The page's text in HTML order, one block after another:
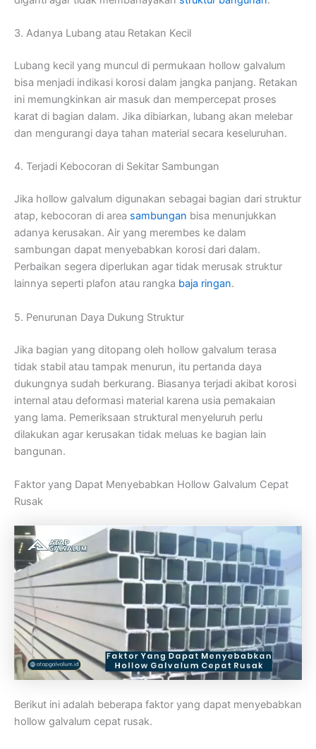
3. Adanya Lubang atau Retakan Kecil
Lubang kecil yang muncul di permukaan hollow galvalum
bisa menjadi indikasi korosi dalam jangka panjang. Retakan
ini memungkinkan air masuk dan mempercepat proses
karat di bagian dalam. Jika dibiarkan, lubang akan melebar
dan mengurangi daya tahan material secara keseluruhan.
4. Terjadi Kebocoran di Sekitar Sambungan
Jika hollow galvalum digunakan sebagai bagian dari struktur
atap, kebocoran di area sambungan bisa menunjukkan
adanya kerusakan. Air yang merembes ke dalam
sambungan dapat menyebabkan korosi dari dalam.
Perbaikan segera diperlukan agar tidak merusak struktur
lainnya seperti plafon atau rangka baja ringan.
5. Penurunan Daya Dukung Struktur
Jika bagian yang ditopang oleh hollow galvalum terasa
tidak stabil atau tampak menurun, itu pertanda daya
dukungnya sudah berkurang. Biasanya terjadi akibat korosi
internal atau deformasi material karena usia pemakaian
yang lama. Pemeriksaan struktural menyeluruh perlu
dilakukan agar kerusakan tidak meluas ke bagian lain
bangunan.
Faktor yang Dapat Menyebabkan Hollow Galvalum Cepat
Rusak
Berikut ini adalah beberapa faktor yang dapat menyebabkan
hollow galvalum cepat rusak.